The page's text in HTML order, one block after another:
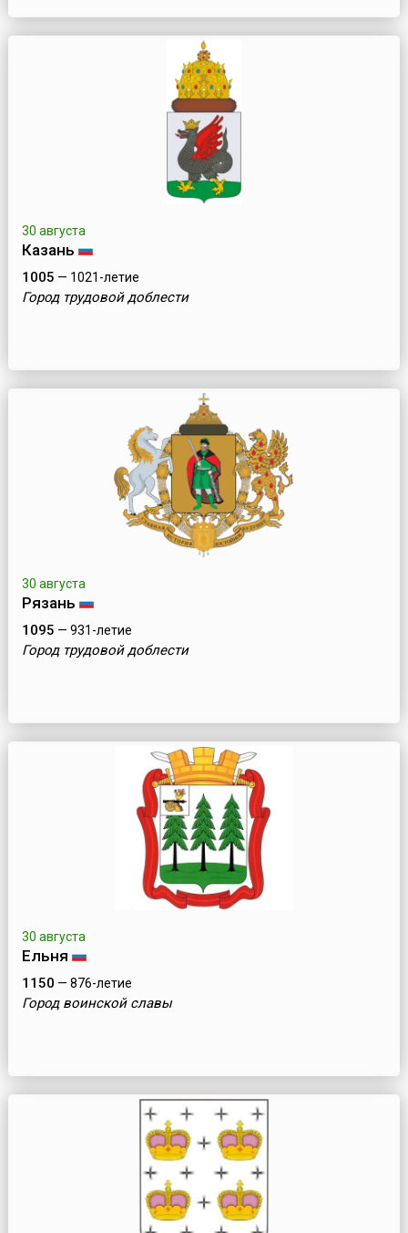
30 августа
Казань
1005 — 1021-летие
Город трудовой доблести
30 августа
Рязань
1095 — 931-летие
Город трудовой доблести
30 августа
Ельня
1150 — 876-летие
Город воинской славы